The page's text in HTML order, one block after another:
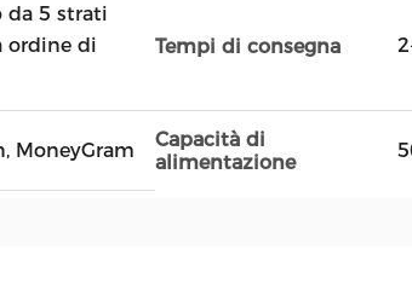
da 5 strati
ordine di
Tempi di consegna
MoneyGram
Capacità di
alimentazione